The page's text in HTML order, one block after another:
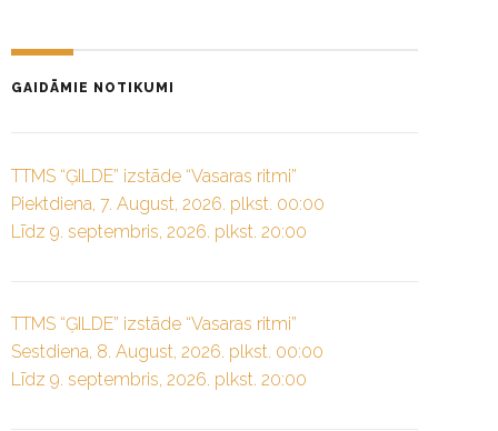
GAIDĀMIE NOTIKUMI
TTMS “ĢILDE” izstāde “Vasaras ritmi”
Piektdiena, 7. August, 2026. plkst. 00:00
Līdz 9. septembris, 2026. plkst. 20:00
TTMS “ĢILDE” izstāde “Vasaras ritmi”
Sestdiena, 8. August, 2026. plkst. 00:00
Līdz 9. septembris, 2026. plkst. 20:00